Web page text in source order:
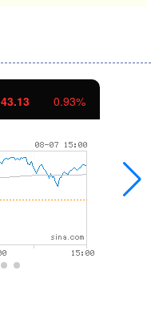
11.37 1.01%